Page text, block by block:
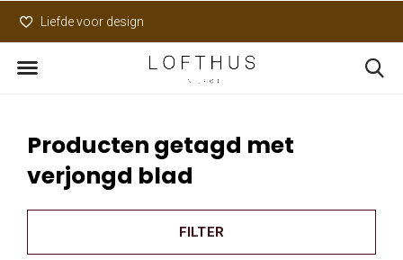
Liefde voor design
Producten getagd met
verjongd blad
FILTER